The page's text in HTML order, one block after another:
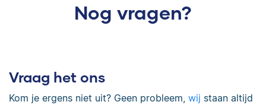
Nog vragen?
Vraag het ons
Kom je ergens niet uit? Geen probleem, wij staan altijd